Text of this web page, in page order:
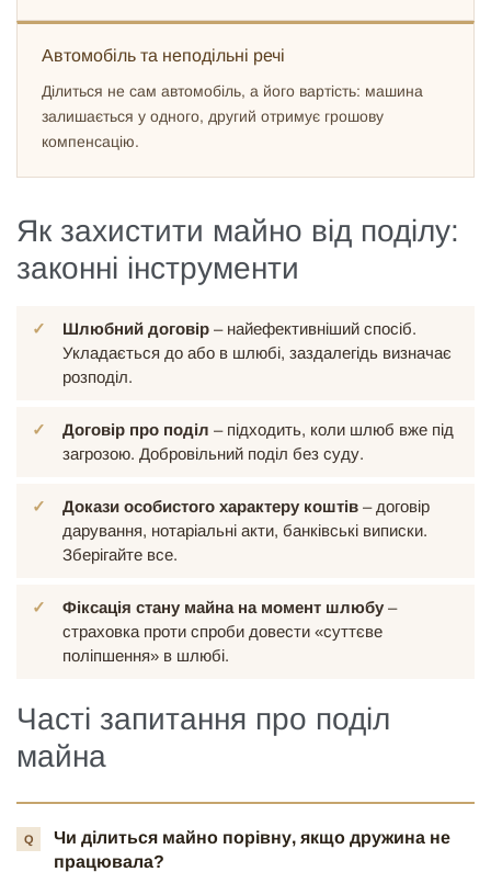
Автомобіль та неподільні речі
Ділиться не сам автомобіль, а його вартість: машина
залишається у одного, другий отримує грошову
компенсацію.
Як захистити майно від поділу:
законні інструменти
Шлюбний договір – найефективніший спосіб.
Укладається до або в шлюбі, заздалегідь визначає
розподіл.
Договір про поділ – підходить, коли шлюб вже під
загрозою. Добровільний поділ без суду.
Докази особистого характеру коштів – договір
дарування, нотаріальні акти, банківські виписки.
Зберігайте все.
Фіксація стану майна на момент шлюбу –
страховка проти спроби довести «суттєве
поліпшення» в шлюбі.
Часті запитання про поділ
майна
Чи ділиться майно порівну, якщо дружина не
працювала?